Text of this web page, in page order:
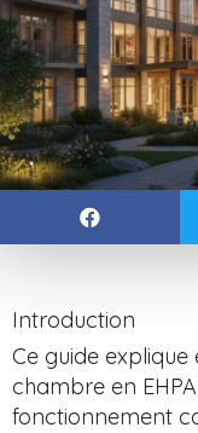
Introduction
Ce guide
chambre en
fonctionnement